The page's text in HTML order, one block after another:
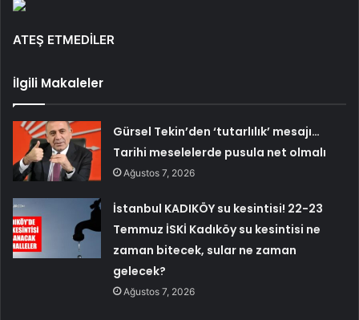
ATEŞ ETMEDİLER
İlgili Makaleler
Gürsel Tekin’den ‘tutarlılık’ mesajı…
Tarihi meselelerde pusula net olmalı
Ağustos 7, 2026
İstanbul KADIKÖY su kesintisi! 22-23
Temmuz İSKİ Kadıköy su kesintisi ne
zaman bitecek, sular ne zaman
gelecek?
Ağustos 7, 2026